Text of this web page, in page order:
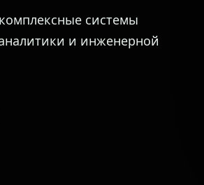
системы
и инженерной